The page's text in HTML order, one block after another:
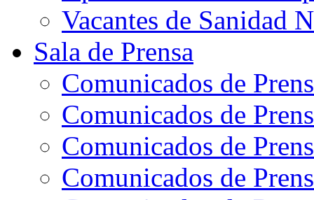
Vacantes de Sanidad
Sala de Prensa
Comunicados de
Comunicados de
Comunicados de
Comunicados de